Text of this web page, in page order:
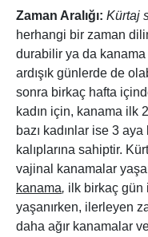
Zaman Aralığı: Kürtaj
herhangi bir zaman
durabilir ya da
ardışık günlerde de
sonra birkaç hafta
kadın için, kanama ilk
bazı kadınlar ise 3
kalıplarına sahiptir.
vajinal kanamalar
kanama, ilk birkaç gün
yaşanırken, ilerleyen
daha ağır kanamalar